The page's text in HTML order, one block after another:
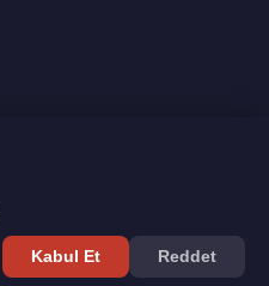
Kabul Et Reddet